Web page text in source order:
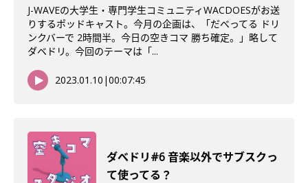
J-WAVEの大学生・専門学生コミュニティWACDOESがお送
りするポッドキャスト。今月の企画は、「だべってる ドリ
ンクバーで 2時間半。今日の空きコマ 勝ち確定。」略して
ダベドリ。今回のテーマは「...
2023.01.10 |00:07:45
ダべドリ#6 音楽以外でサブスクっ
て使ってる？